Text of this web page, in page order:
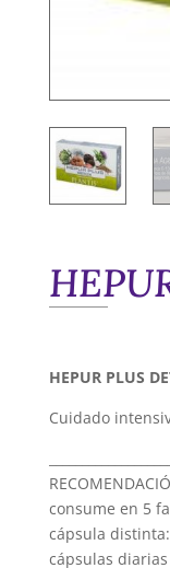
HEPUR PLUS
Cuidado
consume en 5
cápsula
cápsulas